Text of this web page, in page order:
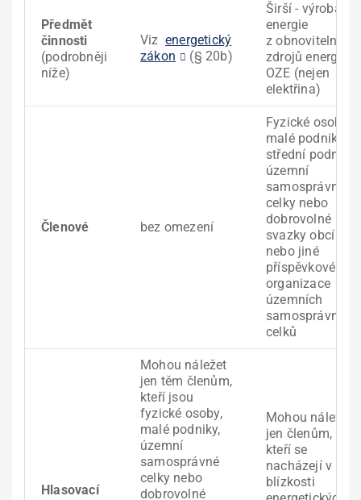
Předmět
činnosti
(podrobněji
níže)
Viz energetický
zákon
(§ 20b)
Širší - výroba
energie
z obnovitelných
zdrojů energie =
OZE (nejen
elektřina)
Členové bez omezení
Fyzické osoby,
malé podniky,
střední podniky,
územní
samosprávné
celky nebo
dobrovolné
svazky obcí
nebo jiné
příspěvkové
organizace
územních
samosprávných
celků
Hlasovací
Mohou náležet
jen těm členům,
kteří jsou
fyzické osoby,
malé podniky,
územní
samosprávné
celky nebo
dobrovolné
Mohou náležet
jen členům,
kteří se
nacházejí v
blízkosti